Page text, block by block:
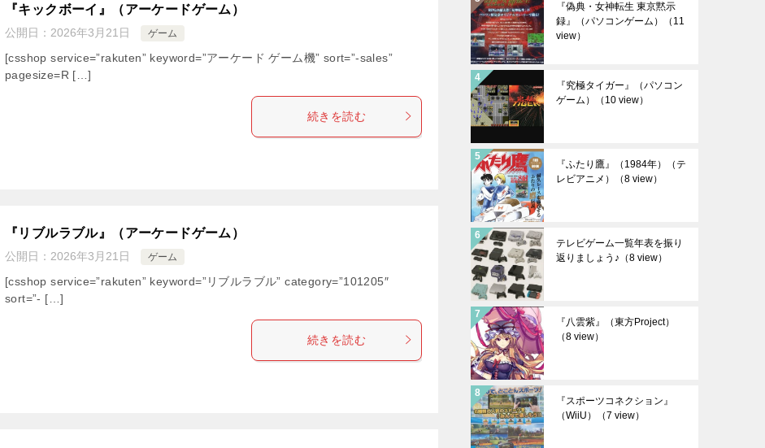
『キックボーイ』（アーケードゲーム）
公開日： 2026年3月21日 ゲーム
[csshop service=”rakuten” keyword=”アーケード ゲーム機” sort=”-sales”
pagesize=R […]
続きを読む
『リブルラブル』（アーケードゲーム）
公開日： 2026年3月21日 ゲーム
[csshop service=”rakuten” keyword=”リブルラブル” category=”101205″
sort=”- […]
続きを読む
『偽典・女神転生 東京黙示
録』（パソコンゲーム）
（11
view）
『究極タイガー』（パソコン
ゲーム）
（10 view）
『ふたり鷹』（1984年）（テ
レビアニメ）
（8 view）
テレビゲーム一覧年表を振り
返りましょう♪ （8 view）
『八雲紫』（東方Project）
（8 view）
『スポーツコネクション』
（WiiU）
（7 view）